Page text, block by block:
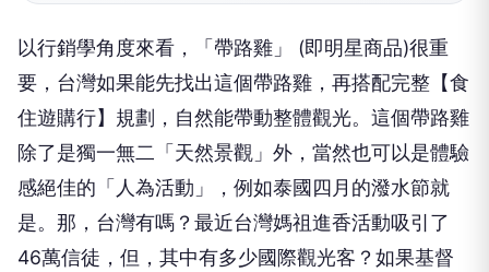
以行銷學角度來看，「帶路雞」 (即明星商品)很重
要，台灣如果能先找出這個帶路雞，再搭配完整【食
住遊購行】規劃，自然能帶動整體觀光。這個帶路雞
除了是獨一無二「天然景觀」外，當然也可以是體驗
感絕佳的「人為活動」，例如泰國四月的潑水節就
是。那，台灣有嗎？最近台灣媽祖進香活動吸引了
46萬信徒，但，其中有多少國際觀光客？如果基督